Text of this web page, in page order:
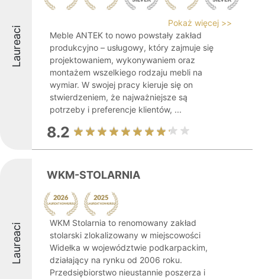
Laureaci
Pokaż więcej >>
Meble ANTEK to nowo powstały zakład
produkcyjno – usługowy, który zajmuje się
projektowaniem, wykonywaniem oraz
montażem wszelkiego rodzaju mebli na
wymiar. W swojej pracy kieruje się on
stwierdzeniem, że najważniejsze są
potrzeby i preferencje klientów, ...
8.2
Laureaci
WKM-STOLARNIA
WKM Stolarnia to renomowany zakład
stolarski zlokalizowany w miejscowości
Widełka w województwie podkarpackim,
działający na rynku od 2006 roku.
Przedsiębiorstwo nieustannie poszerza i